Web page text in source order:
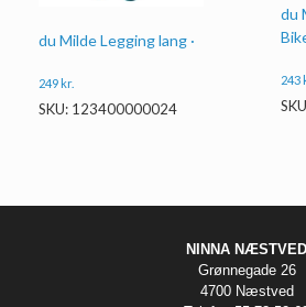
du Milde Legging lang ·
249 kr.
SKU: 123400000024
du
243
NINNA NÆSTVED
Grønnegade 26
4700 Næstved